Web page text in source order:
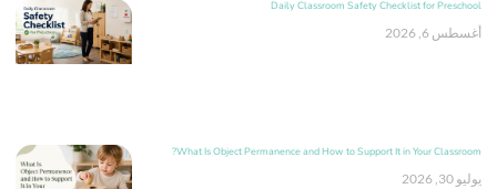
Daily Classroom Safety Checklist for Preschool
أغسطس 6, 2026
What Is Object Permanence and How to Support It in Your Classroom?
يوليو 30, 2026